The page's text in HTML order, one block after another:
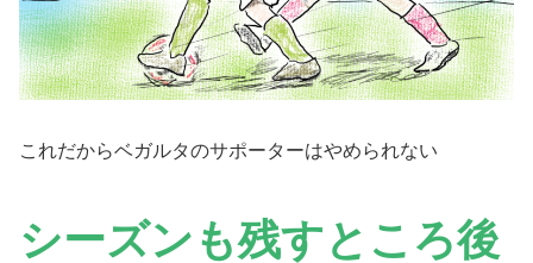
これだからベガルタのサポーターはやめられない
シーズンも残すところ後